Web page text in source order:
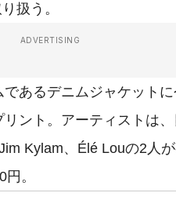
扱う。
ADVERTISING
あるデニムジャケット
ント。アーティストは
Kylam、Élé Louの2人が
。